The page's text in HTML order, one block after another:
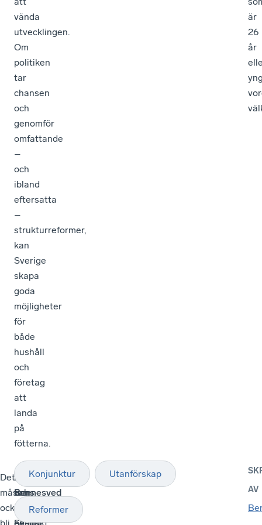
vända
utvecklingen.
Om
politiken
tar
chansen
och
genomför
omfattande
–
och
ibland
eftersatta
–
strukturreformer,
kan
Sverige
skapa
goda
möjligheter
för
både
hushåll
och
företag
att
landa
på
fötterna.
är
26
år
Det
måste
också
Politiker
och
politiska
Det
finns
en
Ulrica
Bennesved
Regionchef
Konjunktur Utanförskap
Reformer
AV